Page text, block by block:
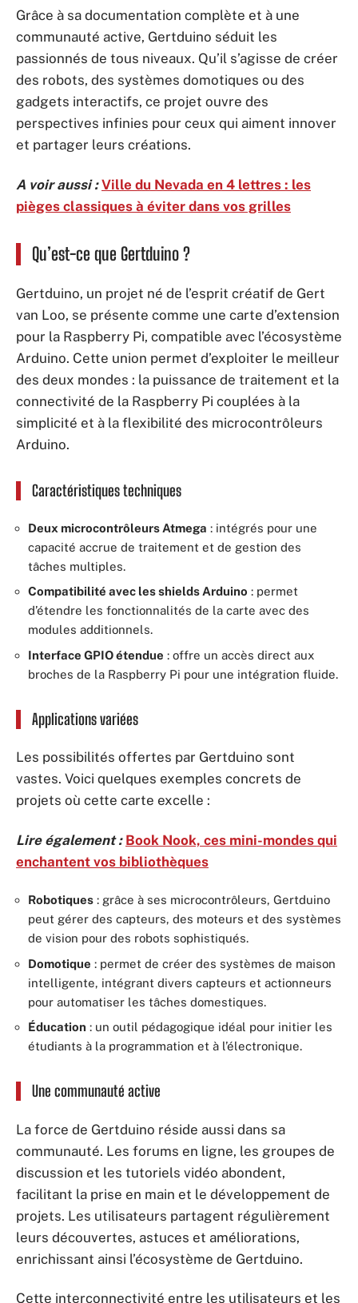
Grâce à sa documentation complète et à une
communauté active, Gertduino séduit les
passionnés de tous niveaux. Qu’il s’agisse de créer
des robots, des systèmes domotiques ou des
gadgets interactifs, ce projet ouvre des
perspectives infinies pour ceux qui aiment innover
et partager leurs créations.
A voir aussi : Ville du Nevada en 4 lettres : les
pièges classiques à éviter dans vos grilles
Qu’est-ce que Gertduino ?
Gertduino, un projet né de l’esprit créatif de Gert
van Loo, se présente comme une carte d’extension
pour la Raspberry Pi, compatible avec l’écosystème
Arduino. Cette union permet d’exploiter le meilleur
des deux mondes : la puissance de traitement et la
connectivité de la Raspberry Pi couplées à la
simplicité et à la flexibilité des microcontrôleurs
Arduino.
Caractéristiques techniques
Deux microcontrôleurs Atmega : intégrés pour une
capacité accrue de traitement et de gestion des
tâches multiples.
Compatibilité avec les shields Arduino : permet
d’étendre les fonctionnalités de la carte avec des
modules additionnels.
Interface GPIO étendue : offre un accès direct aux
broches de la Raspberry Pi pour une intégration fluide.
Applications variées
Les possibilités offertes par Gertduino sont
vastes. Voici quelques exemples concrets de
projets où cette carte excelle :
Lire également : Book Nook, ces mini-mondes qui
enchantent vos bibliothèques
Robotiques : grâce à ses microcontrôleurs, Gertduino
peut gérer des capteurs, des moteurs et des systèmes
de vision pour des robots sophistiqués.
Domotique : permet de créer des systèmes de maison
intelligente, intégrant divers capteurs et actionneurs
pour automatiser les tâches domestiques.
Éducation : un outil pédagogique idéal pour initier les
étudiants à la programmation et à l’électronique.
Une communauté active
La force de Gertduino réside aussi dans sa
communauté. Les forums en ligne, les groupes de
discussion et les tutoriels vidéo abondent,
facilitant la prise en main et le développement de
projets. Les utilisateurs partagent régulièrement
leurs découvertes, astuces et améliorations,
enrichissant ainsi l’écosystème de Gertduino.
Cette interconnectivité entre les utilisateurs et les